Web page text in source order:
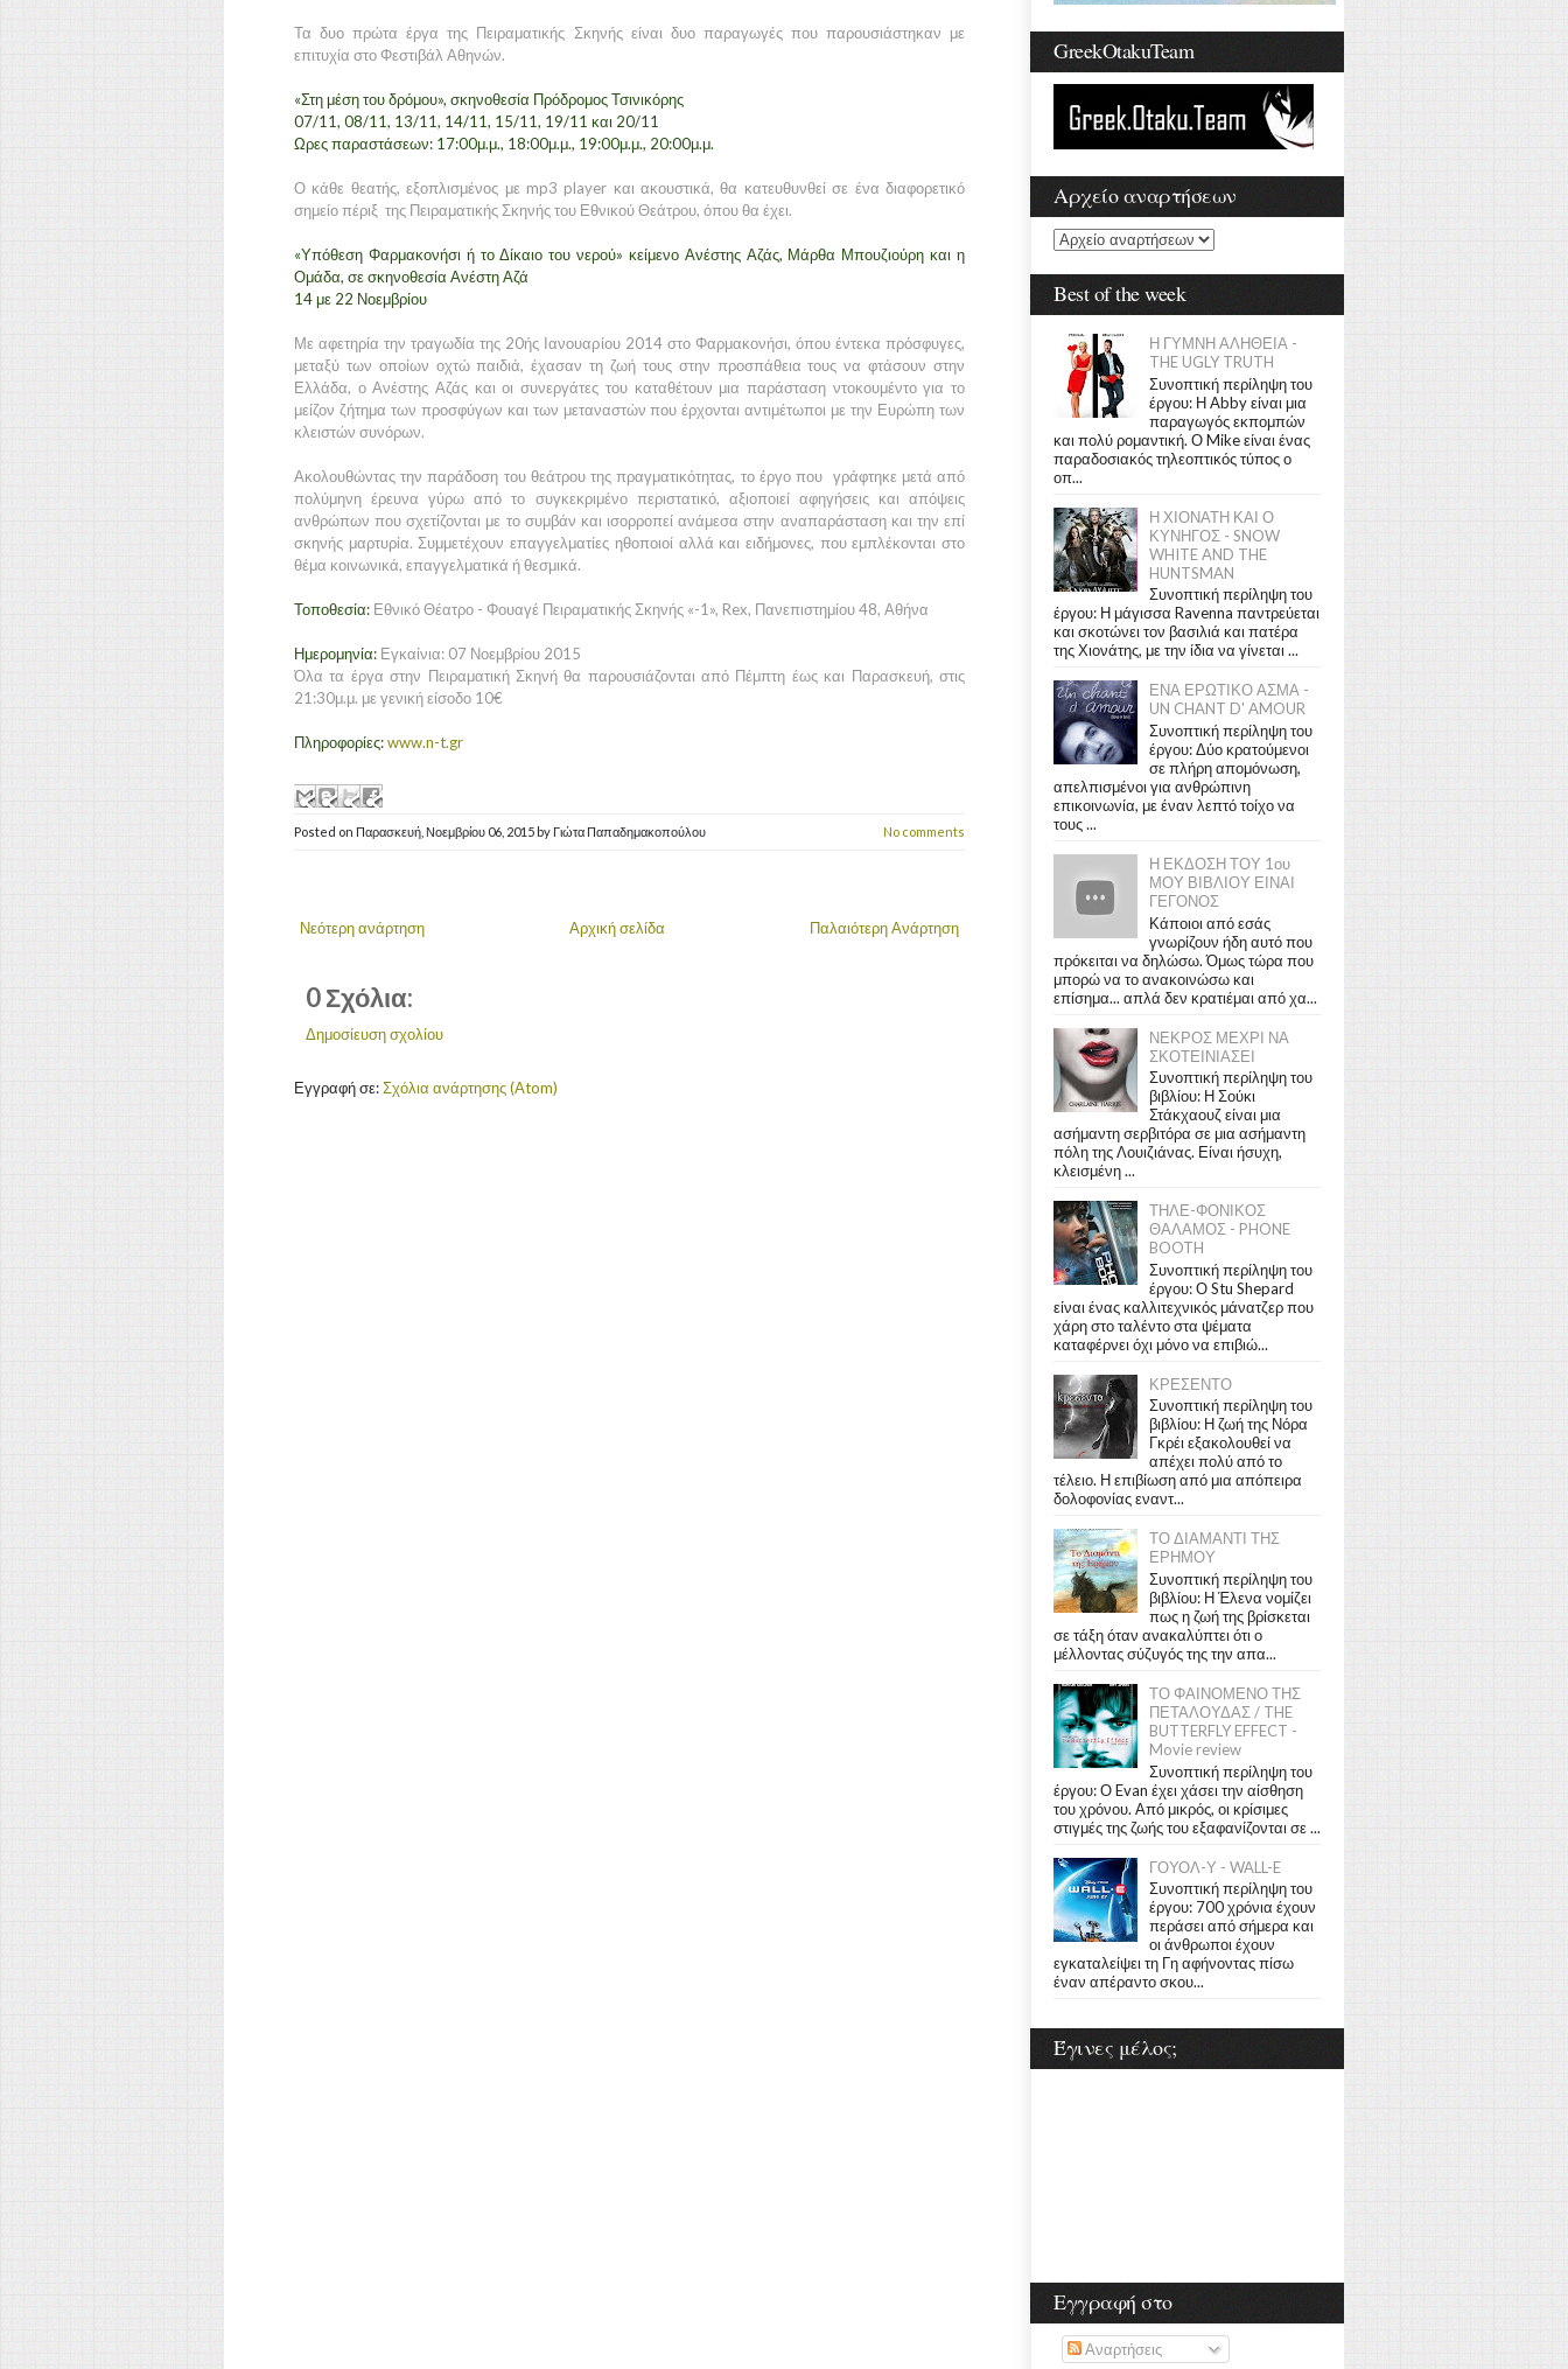
Τα δυο πρώτα έργα της Πειραματικής Σκηνής είναι δυο παραγωγές που παρουσιάστηκαν με
επιτυχία στο Φεστιβάλ Αθηνών.
«Στη μέση του δρόμου», σκηνοθεσία Πρόδρομος Τσινικόρης
07/11, 08/11, 13/11, 14/11, 15/11, 19/11 και 20/11
Ωρες παραστάσεων: 17:00μ.μ., 18:00μ.μ., 19:00μ.μ., 20:00μ.μ.
Ο κάθε θεατής, εξοπλισμένος με mp3 player και ακουστικά, θα κατευθυνθεί σε ένα διαφορετικό
σημείο πέριξ της Πειραματικής Σκηνής του Εθνικού Θεάτρου, όπου θα έχει.
«Υπόθεση Φαρμακονήσι ή το Δίκαιο του νερού» κείμενο Ανέστης Αζάς, Μάρθα Μπουζιούρη και η
Ομάδα, σε σκηνοθεσία Ανέστη Αζά
14 με 22 Νοεμβρίου
Με αφετηρία την τραγωδία της 20ής Ιανουαρίου 2014 στο Φαρμακονήσι, όπου έντεκα πρόσφυγες,
μεταξύ των οποίων οχτώ παιδιά, έχασαν τη ζωή τους στην προσπάθεια τους να φτάσουν στην
Ελλάδα, ο Ανέστης Αζάς και οι συνεργάτες του καταθέτουν μια παράσταση ντοκουμέντο για το
μείζον ζήτημα των προσφύγων και των μεταναστών που έρχονται αντιμέτωποι με την Ευρώπη των
κλειστών συνόρων.
Ακολουθώντας την παράδοση του θεάτρου της πραγματικότητας, το έργο που γράφτηκε μετά από
πολύμηνη έρευνα γύρω από το συγκεκριμένο περιστατικό, αξιοποιεί αφηγήσεις και απόψεις
ανθρώπων που σχετίζονται με το συμβάν και ισορροπεί ανάμεσα στην αναπαράσταση και την επί
σκηνής μαρτυρία. Συμμετέχουν επαγγελματίες ηθοποιοί αλλά και ειδήμονες, που εμπλέκονται στο
θέμα κοινωνικά, επαγγελματικά ή θεσμικά.
Τοποθεσία: Εθνικό Θέατρο - Φουαγέ Πειραματικής Σκηνής «-1», Rex, Πανεπιστημίου 48, Αθήνα
Ημερομηνία: Εγκαίνια: 07 Νοεμβρίου 2015
Όλα τα έργα στην Πειραματική Σκηνή θα παρουσιάζονται από Πέμπτη έως και Παρασκευή, στις
21:30μ.μ. με γενική είσοδο 10€
Πληροφορίες:www.n-t.gr
Posted on Παρασκευή, Νοεμβρίου 06, 2015 by Γιώτα Παπαδημακοπούλου No comments
Νεότερη ανάρτηση Παλαιότερη Ανάρτηση
Αρχική σελίδα
0 Σχόλια:
Δημοσίευση σχολίου
Εγγραφή σε:Σχόλια ανάρτησης (Atom)
GreekOtakuTeam
Αρχείο αναρτήσεων
Best of the week
Η ΓΥΜΝΗ ΑΛΗΘΕΙΑ -
THE UGLY TRUTH
Συνοπτική περίληψη του
έργου: Η Abby είναι μια
παραγωγός εκπομπών
και πολύ ρομαντική. Ο Mike είναι ένας
παραδοσιακός τηλεοπτικός τύπος ο
οπ...
Η ΧΙΟΝΑΤΗ ΚΑΙ Ο
ΚΥΝΗΓΟΣ - SNOW
WHITE AND THE
HUNTSMAN
Συνοπτική περίληψη του
έργου: Η μάγισσα Ravenna παντρεύεται
και σκοτώνει τον βασιλιά και πατέρα
της Χιονάτης, με την ίδια να γίνεται ...
ΕΝΑ ΕΡΩΤΙΚΟ ΑΣΜΑ -
UN CHANT D' AMOUR
Συνοπτική περίληψη του
έργου: Δύο κρατούμενοι
σε πλήρη απομόνωση,
απελπισμένοι για ανθρώπινη
επικοινωνία, με έναν λεπτό τοίχο να
τους ...
Η ΕΚΔΟΣΗ ΤΟΥ 1ου
ΜΟΥ ΒΙΒΛΙΟΥ ΕΙΝΑΙ
ΓΕΓΟΝΟΣ
Κάποιοι από εσάς
γνωρίζουν ήδη αυτό που
πρόκειται να δηλώσω. Όμως τώρα που
μπορώ να το ανακοινώσω και
επίσημα... απλά δεν κρατιέμαι από χα...
ΝΕΚΡΟΣ ΜΕΧΡΙ ΝΑ
ΣΚΟΤΕΙΝΙΑΣΕΙ
Συνοπτική περίληψη του
βιβλίου: Η Σούκι
Στάκχαουζ είναι μια
ασήμαντη σερβιτόρα σε μια ασήμαντη
πόλη της Λουιζιάνας. Είναι ήσυχη,
κλεισμένη ...
ΤΗΛΕ-ΦΟΝΙΚΟΣ
ΘΑΛΑΜΟΣ - PHONE
BOOTH
Συνοπτική περίληψη του
έργου: Ο Stu Shepard
είναι ένας καλλιτεχνικός μάνατζερ που
χάρη στο ταλέντο στα ψέματα
καταφέρνει όχι μόνο να επιβιώ...
ΚΡΕΣΕΝΤΟ
Συνοπτική περίληψη του
βιβλίου: Η ζωή της Νόρα
Γκρέι εξακολουθεί να
απέχει πολύ από το
τέλειο. Η επιβίωση από μια απόπειρα
δολοφονίας εναντ...
ΤΟ ΔΙΑΜΑΝΤΙ ΤΗΣ
ΕΡΗΜΟΥ
Συνοπτική περίληψη του
βιβλίου: Η Έλενα νομίζει
πως η ζωή της βρίσκεται
σε τάξη όταν ανακαλύπτει ότι ο
μέλλοντας σύζυγός της την απα...
ΤΟ ΦΑΙΝΟΜΕΝΟ ΤΗΣ
ΠΕΤΑΛΟΥΔΑΣ / THE
BUTTERFLY EFFECT -
Movie review
Συνοπτική περίληψη του
έργου: Ο Evan έχει χάσει την αίσθηση
του χρόνου. Από μικρός, οι κρίσιμες
στιγμές της ζωής του εξαφανίζονται σε ...
ΓΟΥΟΛ-Υ - WALL-E
Συνοπτική περίληψη του
έργου: 700 χρόνια έχουν
περάσει από σήμερα και
οι άνθρωποι έχουν
εγκαταλείψει τη Γη αφήνοντας πίσω
έναν απέραντο σκου...
Έγινες μέλος;
Εγγραφή στο
Αναρτήσεις